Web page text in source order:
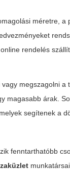
méretre, a
rendelés
megszagolni a
magasabb árak.
segítenek a
fenntarthatóbb